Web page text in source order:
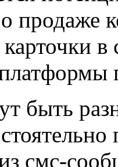
продаже
в
быть
смс-